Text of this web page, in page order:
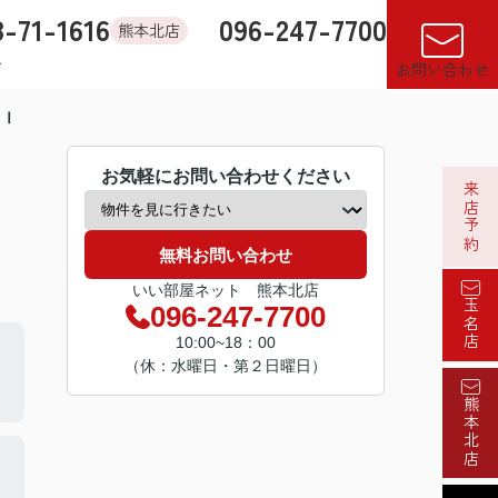
71-1616 熊本北店 096-247-7700
お問い合わせ
お気軽にお問い合わせください
無料お問い合わせ
いい部屋ネット 熊本北店
096-247-7700
10:00~18：00
（休：水曜日・第２日曜日）
来店予約
玉名店
熊本北店